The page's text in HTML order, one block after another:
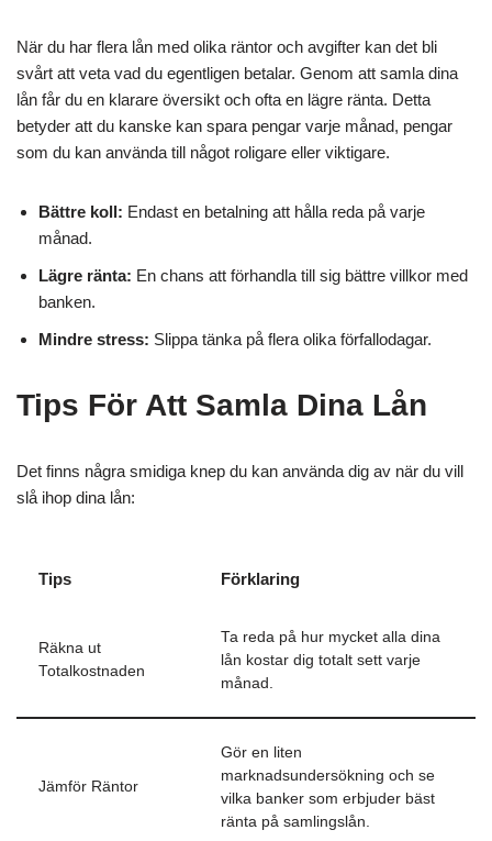
När du har flera lån med olika räntor och avgifter kan det bli
svårt att veta vad du egentligen betalar. Genom att samla dina
lån får du en klarare översikt och ofta en lägre ränta. Detta
betyder att du kanske kan spara pengar varje månad, pengar
som du kan använda till något roligare eller viktigare.
Bättre koll: Endast en betalning att hålla reda på varje
månad.
Lägre ränta: En chans att förhandla till sig bättre villkor med
banken.
Mindre stress: Slippa tänka på flera olika förfallodagar.
Tips För Att Samla Dina Lån
Det finns några smidiga knep du kan använda dig av när du vill
slå ihop dina lån:
Tips Förklaring
Räkna ut
Totalkostnaden
Ta reda på hur mycket alla dina
lån kostar dig totalt sett varje
månad.
Jämför Räntor
Gör en liten
marknadsundersökning och se
vilka banker som erbjuder bäst
ränta på samlingslån.